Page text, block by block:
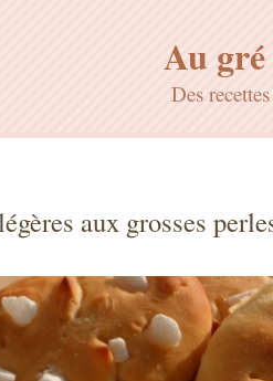
Au gré
Des
aux grosses